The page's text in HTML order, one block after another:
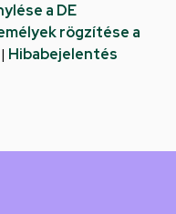
a DE
rögzítése a
| Hibabejelentés